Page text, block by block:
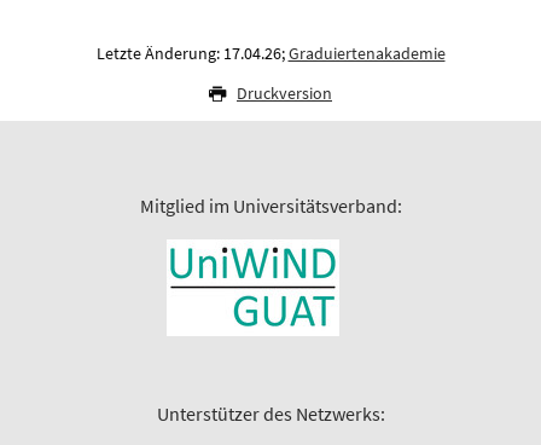
Letzte Änderung: 17.04.26;Graduiertenakademie
Druckversion
Mitglied im Universitätsverband:
Unterstützer des Netzwerks: